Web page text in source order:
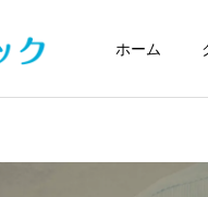
ホーム